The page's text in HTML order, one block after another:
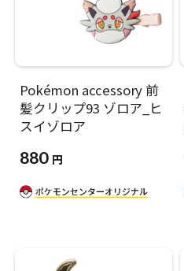
Pokémon accessory 前
髪クリップ93 ゾロア_ヒ
スイゾロア
880 円